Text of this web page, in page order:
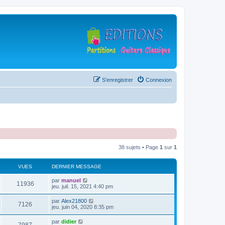
Connexion
S’enregistrer
38 sujets • Page 1 sur 1
VUES DERNIER MESSAGE
11936V
u
D
e
i
e
r
m
par manuel
jeu. juil. 15, 2021 4:40 pm
7126
u
D
e
par Alex21800
jeu. juin 04, 2020 8:35 pm
D
par didier